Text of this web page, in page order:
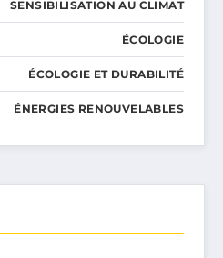
SENSIBILISATION AU CLIMAT
ÉCOLOGIE
ÉCOLOGIE ET DURABILITÉ
ÉNERGIES RENOUVELABLES